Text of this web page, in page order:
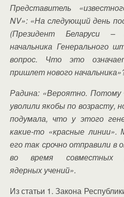
Представитель
NV»: «На следующий день
(Президент Беларуси
начальника Генерального
вопрос. Что это
пришлет нового
Радина: «Вероятно. Потому
уволили якобы по возрасту,
подумала, что у этого
какие-то «красные
его так срочно отправили
во время совместных
ядерных учений».
Из статьи 1. Закона